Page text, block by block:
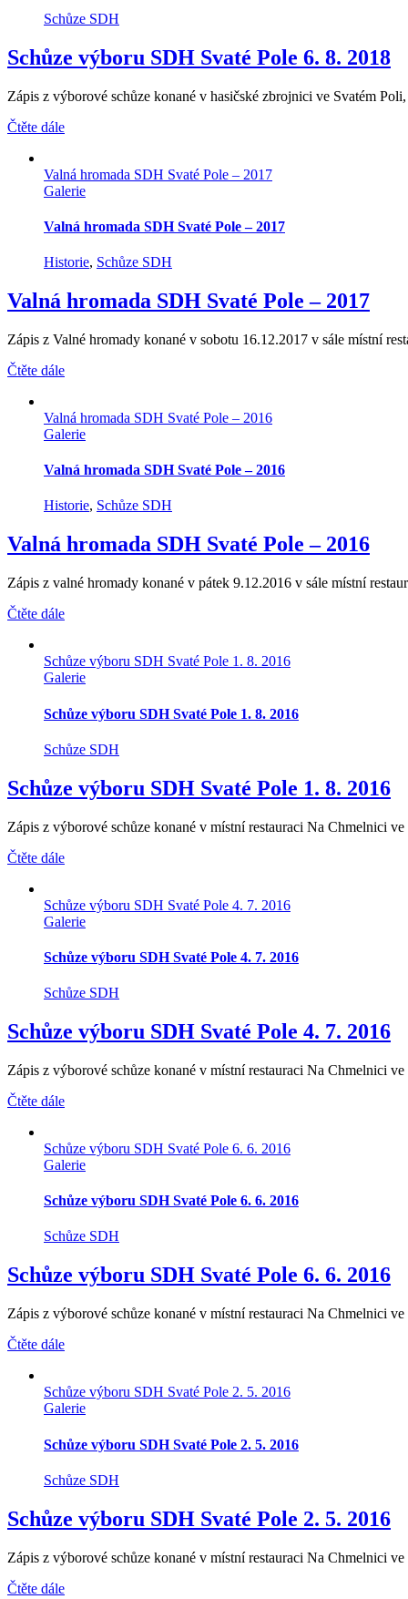
Schůze SDH
Schůze výboru SDH Svaté Pole 6. 8. 2018
Zápis z výborové schůze konané v hasičské zbrojnici ve Svatém
Čtěte dále
Valná hromada SDH Svaté Pole – 2017
Galerie
Valná hromada SDH Svaté Pole – 2017
Historie, Schůze SDH
Valná hromada SDH Svaté Pole – 2017
Zápis z Valné hromady konané v sobotu 16.12.2017 v sále místní
Čtěte dále
Valná hromada SDH Svaté Pole – 2016
Galerie
Valná hromada SDH Svaté Pole – 2016
Historie, Schůze SDH
Valná hromada SDH Svaté Pole – 2016
Zápis z valné hromady konané v pátek 9.12.2016 v sále místní
Čtěte dále
Schůze výboru SDH Svaté Pole 1. 8. 2016
Galerie
Schůze výboru SDH Svaté Pole 1. 8. 2016
Schůze SDH
Schůze výboru SDH Svaté Pole 1. 8. 2016
Zápis z výborové schůze konané v místní restauraci Na Chmelnici
Čtěte dále
Schůze výboru SDH Svaté Pole 4. 7. 2016
Galerie
Schůze výboru SDH Svaté Pole 4. 7. 2016
Schůze SDH
Schůze výboru SDH Svaté Pole 4. 7. 2016
Zápis z výborové schůze konané v místní restauraci Na Chmelnici
Čtěte dále
Schůze výboru SDH Svaté Pole 6. 6. 2016
Galerie
Schůze výboru SDH Svaté Pole 6. 6. 2016
Schůze SDH
Schůze výboru SDH Svaté Pole 6. 6. 2016
Zápis z výborové schůze konané v místní restauraci Na Chmelnici
Čtěte dále
Schůze výboru SDH Svaté Pole 2. 5. 2016
Galerie
Schůze výboru SDH Svaté Pole 2. 5. 2016
Schůze SDH
Schůze výboru SDH Svaté Pole 2. 5. 2016
Zápis z výborové schůze konané v místní restauraci Na Chmelnici
Čtěte dále